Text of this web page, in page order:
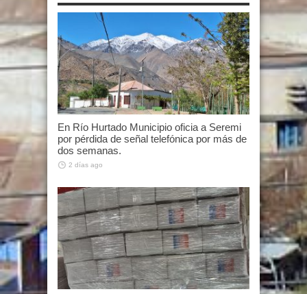
En Río Hurtado Municipio oficia a Seremi
por pérdida de señal telefónica por más de
dos semanas.
2 días ago